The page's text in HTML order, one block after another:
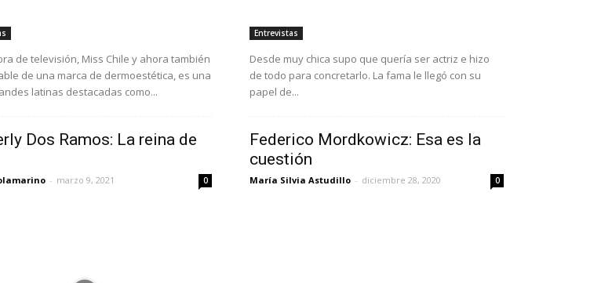
de televisión, Miss Chile y ahora también
de una marca de dermoestética, es una
latinas destacadas como...
Entrevistas
Desde muy chica supo que quería ser actriz e hizo
de todo para concretarlo. La fama le llegó con su
papel de...
Dos Ramos: La reina de
- marzo 9, 2021 0
Federico Mordkowicz: Esa es la
cuestión
María Silvia Astudillo - diciembre 28, 2020 0